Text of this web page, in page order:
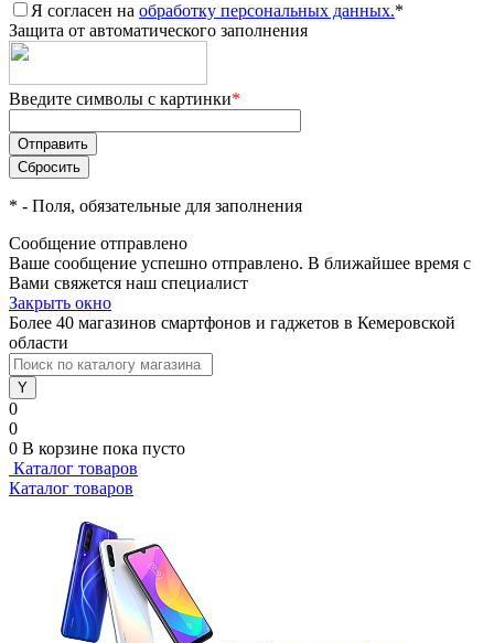
Я согласен на обработку персональных данных.*
Защита от автоматического заполнения
Введите символы с картинки*
* - Поля, обязательные для заполнения
Сообщение отправлено
Ваше сообщение успешно отправлено. В ближайшее время с
Вами свяжется наш специалист
Закрыть окно
Более 40 магазинов смартфонов и гаджетов в Кемеровской
области
0
0
0 В корзине пока пусто
Каталог товаров
Каталог товаров